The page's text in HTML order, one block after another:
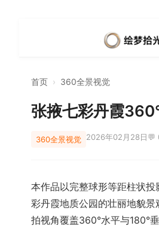
首页 › 360全景视觉
张掖七彩丹霞
360全景视觉 2026年02月28日💬
本作品以完整球形等距柱状投
彩丹霞地质公园的壮丽地貌景
拍视角覆盖360°水平与180°